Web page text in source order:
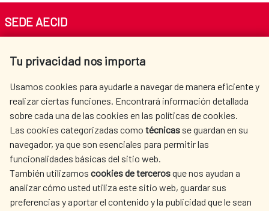
Tu privacidad nos importa
Usamos cookies para ayudarle a navegar de manera eficiente y
realizar ciertas funciones. Encontrará información detallada
sobre cada una de las cookies en las políticas de cookies.
Las cookies categorizadas como técnicas se guardan en su
navegador, ya que son esenciales para permitir las
funcionalidades básicas del sitio web.
También utilizamos cookies de tercerosque nos ayudan a
analizar cómo usted utiliza este sitio web, guardar sus
preferencias y aportar el contenido y la publicidad que le sean
SEDE AECID
Tel. +34 900 20 30 54​​​​​​​
AECID
WHERE DO WE COOPERATE?
SPANISH HUMANITARIAN
ACTION
PRESS ROOM
CULTURE AND SCIENCE LIBRARY